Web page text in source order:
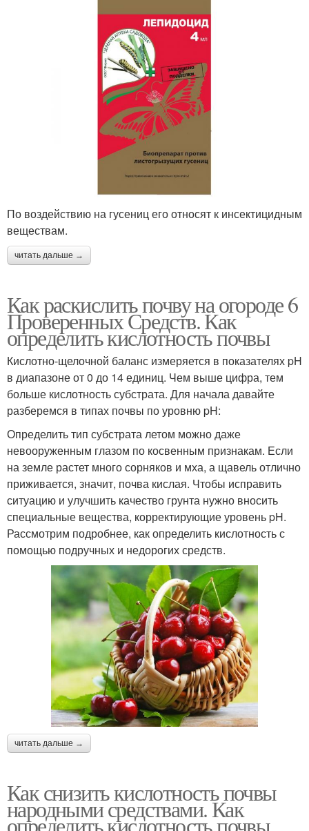
По воздействию на гусениц его относят к инсектицидным
веществам.
читать дальше →
Как раскислить почву на огороде 6
Проверенных Средств. Как
определить кислотность почвы
Кислотно-щелочной баланс измеряется в показателях pH
в диапазоне от 0 до 14 единиц. Чем выше цифра, тем
больше кислотность субстрата. Для начала давайте
разберемся в типах почвы по уровню pH:
Определить тип субстрата летом можно даже
невооруженным глазом по косвенным признакам. Если
на земле растет много сорняков и мха, а щавель отлично
приживается, значит, почва кислая. Чтобы исправить
ситуацию и улучшить качество грунта нужно вносить
специальные вещества, корректирующие уровень pH.
Рассмотрим подробнее, как определить кислотность с
помощью подручных и недорогих средств.
читать дальше →
Как снизить кислотность почвы
народными средствами. Как
определить кислотность почвы